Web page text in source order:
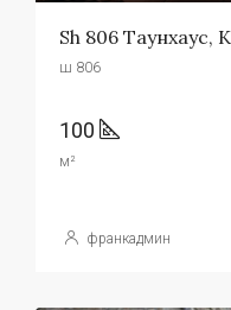
Sh 806
ш 806
100
м²
франкадмин